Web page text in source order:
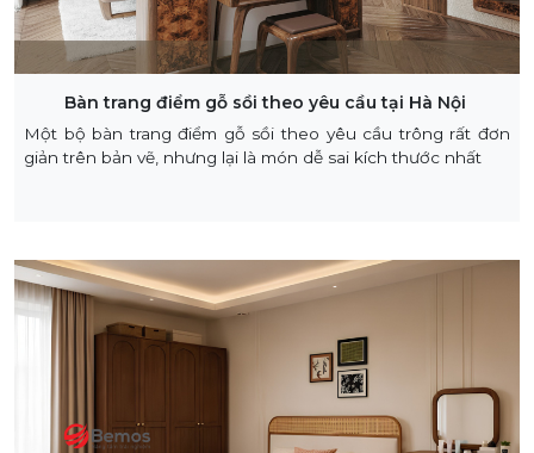
Bàn trang điểm gỗ sồi theo yêu cầu tại Hà Nội
Một bộ bàn trang điểm gỗ sồi theo yêu cầu trông rất đơn
giản trên bản vẽ, nhưng lại là món dễ sai kích thước nhất